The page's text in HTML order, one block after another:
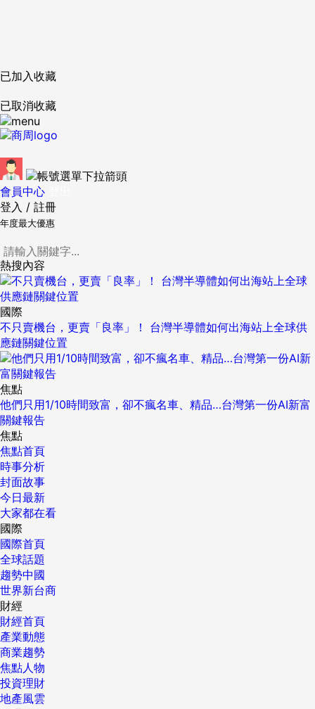
已加入收藏
已取消收藏
會員中心
登入 / 註冊
年度最大優惠
熱搜內容
國際
不只賣機台，更賣「良率」！ 台灣半導體如何出海站上全球供
應鏈關鍵位置
焦點
他們只用1/10時間致富，卻不瘋名車、精品…台灣第一份AI新富
關鍵報告
焦點
焦點首頁
時事分析
封面故事
今日最新
大家都在看
國際
國際首頁
全球話題
趨勢中國
世界新台商
財經
財經首頁
產業動態
商業趨勢
焦點人物
投資理財
地產風雲